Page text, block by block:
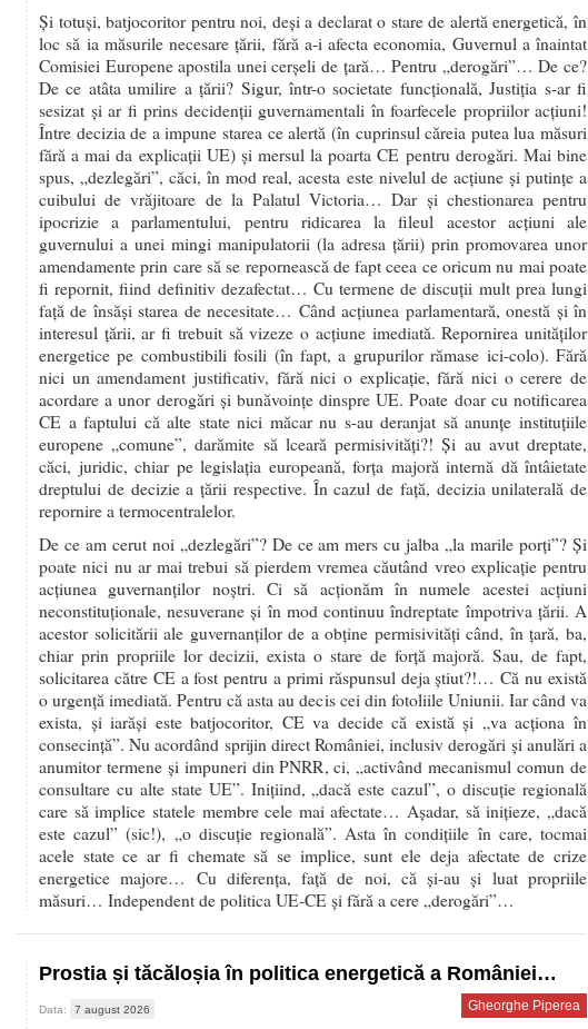
Și totuși, batjocoritor pentru noi, deși a declarat o stare de alertă energetică, în
loc să ia măsurile necesare țării, fără a-i afecta economia, Guvernul a înaintat
Comisiei Europene apostila unei cerșeli de țară… Pentru „derogări”… De ce?
De ce atâta umilire a țării? Sigur, într-o societate funcțională, Justiția s-ar fi
sesizat și ar fi prins decidenții guvernamentali în foarfecele propriilor acțiuni!
Între decizia de a impune starea ce alertă (în cuprinsul căreia putea lua măsuri
fără a mai da explicații UE) și mersul la poarta CE pentru derogări. Mai bine
spus, „dezlegări”, căci, în mod real, acesta este nivelul de acțiune și putințe a
cuibului de vrăjitoare de la Palatul Victoria… Dar și chestionarea pentru
ipocrizie a parlamentului, pentru ridicarea la fileul acestor acțiuni ale
guvernului a unei mingi manipulatorii (la adresa țării) prin promovarea unor
amendamente prin care să se repornească de fapt ceea ce oricum nu mai poate
fi repornit, fiind definitiv dezafectat… Cu termene de discuții mult prea lungi
față de însăși starea de necesitate… Când acțiunea parlamentară, onestă și în
interesul țării, ar fi trebuit să vizeze o acțiune imediată. Repornirea unităților
energetice pe combustibili fosili (în fapt, a grupurilor rămase ici-colo). Fără
nici un amendament justificativ, fără nici o explicație, fără nici o cerere de
acordare a unor derogări și bunăvoințe dinspre UE. Poate doar cu notificarea
CE a faptului că alte state nici măcar nu s-au deranjat să anunțe instituțiile
europene „comune”, darămite să lceară permisivități?! Și au avut dreptate,
căci, juridic, chiar pe legislația europeană, forța majoră internă dă întâietate
dreptului de decizie a țării respective. În cazul de față, decizia unilaterală de
repornire a termocentralelor.
De ce am cerut noi „dezlegări”? De ce am mers cu jalba „la marile porți”? Și
poate nici nu ar mai trebui să pierdem vremea căutând vreo explicație pentru
acțiunea guvernanților noștri. Ci să acționăm în numele acestei acțiuni
neconstituționale, nesuverane și în mod continuu îndreptate împotriva țării. A
acestor solicitării ale guvernanților de a obține permisivități când, în țară, ba,
chiar prin propriile lor decizii, exista o stare de forță majoră. Sau, de fapt,
solicitarea către CE a fost pentru a primi răspunsul deja știut?!… Că nu există
o urgență imediată. Pentru că asta au decis cei din fotoliile Uniunii. Iar când va
exista, și iarăși este batjocoritor, CE va decide că există și „va acționa în
consecință”. Nu acordând sprijin direct României, inclusiv derogări și anulări a
anumitor termene și impuneri din PNRR, ci, „activând mecanismul comun de
consultare cu alte state UE”. Inițiind, „dacă este cazul”, o discuție regională
care să implice statele membre cele mai afectate… Așadar, să inițieze, „dacă
este cazul” (sic!), „o discuție regională”. Asta în condițiile în care, tocmai
acele state ce ar fi chemate să se implice, sunt ele deja afectate de crize
energetice majore… Cu diferența, față de noi, că și-au și luat propriile
măsuri… Independent de politica UE-CE și fără a cere „derogări”…
Prostia și tăcăloșia în politica energetică a României…
Data: 7 august 2026 Gheorghe Piperea